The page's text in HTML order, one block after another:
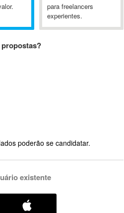
para freelancers
experientes.
poderão se candidatar.
existente